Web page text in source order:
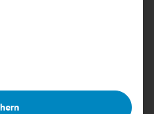
Gruppen, für die eine